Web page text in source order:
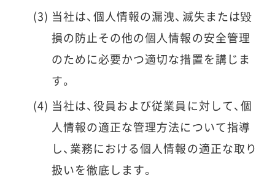
当社は、個人情報の漏洩、滅失または毀
損の防止その他の個人情報の安全管理
のために必要かつ適切な措置を講じま
す。
当社は、役員および従業員に対して、個
人情報の適正な管理方法について指導
し、業務における個人情報の適正な取り
扱いを徹底します。